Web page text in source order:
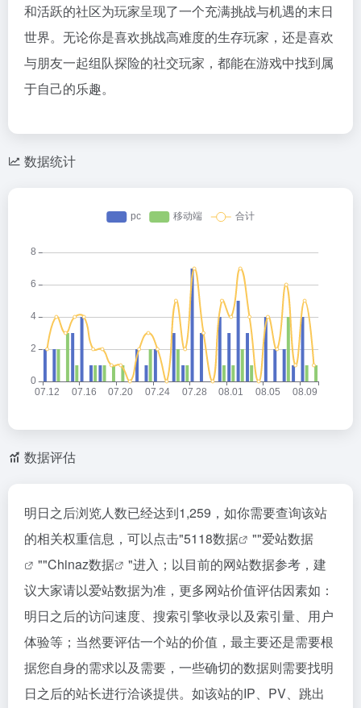
和活跃的社区为玩家呈现了一个充满挑战与机遇的末日
世界。无论你是喜欢挑战高难度的生存玩家，还是喜欢
与朋友一起组队探险的社交玩家，都能在游戏中找到属
于自己的乐趣。
数据统计
数据评估
明日之后浏览人数已经达到1,259，如你需要查询该站
的相关权重信息，可以点击"5118数据 ""爱站数据
""Chinaz数据
"进入；以目前的网站数据参考，建
议大家请以爱站数据为准，更多网站价值评估因素如：
明日之后的访问速度、搜索引擎收录以及索引量、用户
体验等；当然要评估一个站的价值，最主要还是需要根
据您自身的需求以及需要，一些确切的数据则需要找明
日之后的站长进行洽谈提供。如该站的IP、PV、跳出